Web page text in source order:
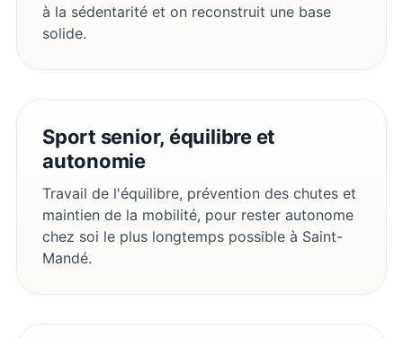
à la sédentarité et on reconstruit une base
solide.
Sport senior, équilibre et
autonomie
Travail de l'équilibre, prévention des chutes et
maintien de la mobilité, pour rester autonome
chez soi le plus longtemps possible à Saint-
Mandé.